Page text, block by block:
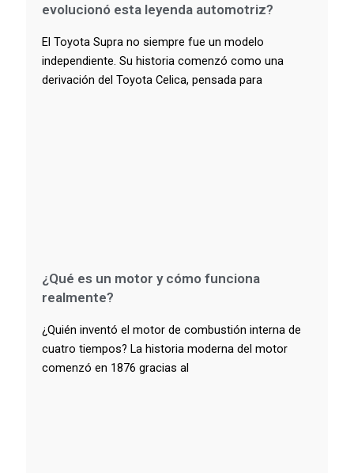
evolucionó esta leyenda automotriz?
El Toyota Supra no siempre fue un modelo
independiente. Su historia comenzó como una
derivación del Toyota Celica, pensada para
¿Qué es un motor y cómo funciona
realmente?
¿Quién inventó el motor de combustión interna de
cuatro tiempos? La historia moderna del motor
comenzó en 1876 gracias al